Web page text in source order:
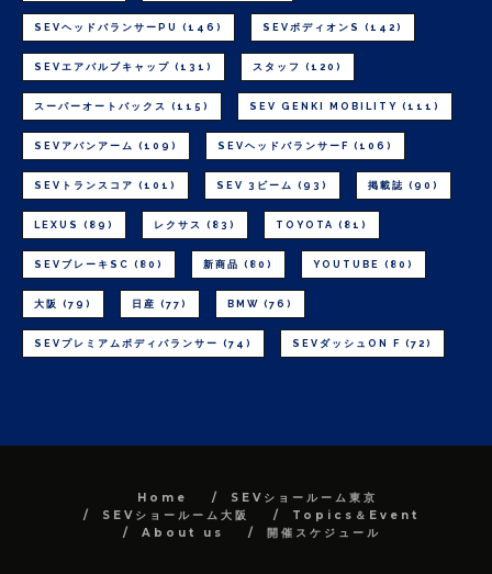
SEVヘッドバランサーPU (146) SEVボディオンS (142)
SEVエアバルブキャップ (131) スタッフ (120)
スーパーオートバックス (115) SEV GENKI MOBILITY (111)
SEVアバンアーム (109) SEVヘッドバランサーF (106)
SEVトランスコア (101) SEV 3ビーム (93) 掲載誌 (90)
LEXUS (89) レクサス (83) TOYOTA (81)
SEVブレーキSC (80) 新商品 (80) YOUTUBE (80)
大阪 (79) 日産 (77) BMW (76)
SEVプレミアムボディバランサー (74) SEVダッシュON F (72)
Home
SEVショールーム東京
SEVショールーム大阪
Topics＆Event
About us
開催スケジュール